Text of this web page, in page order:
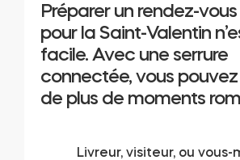
Tedee Bridge
Door Sensor
Préparer un rendez-
pour la Saint-Valentin
facile. Avec une serrure
connectée, vous
de plus de moments
Livreur, visiteur, ou vous-